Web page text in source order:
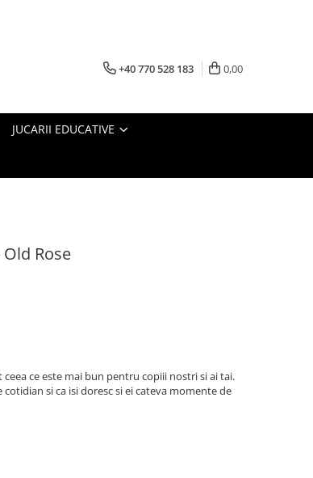
+40 770 528 183 0,00
JUCARII EDUCATIVE
Rose
ce este mai bun pentru copiii nostri si ai tai.
si ca isi doresc si ei cateva momente de